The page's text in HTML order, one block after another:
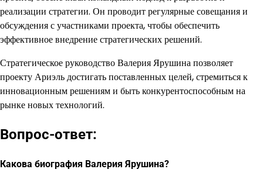
реализации стратегии. Он проводит регулярные совещания и
обсуждения с участниками проекта, чтобы обеспечить
эффективное внедрение стратегических решений.
Стратегическое руководство Валерия Ярушина позволяет
проекту Ариэль достигать поставленных целей, стремиться к
инновационным решениям и быть конкурентоспособным на
рынке новых технологий.
Вопрос-ответ:
Какова биография Валерия Ярушина?